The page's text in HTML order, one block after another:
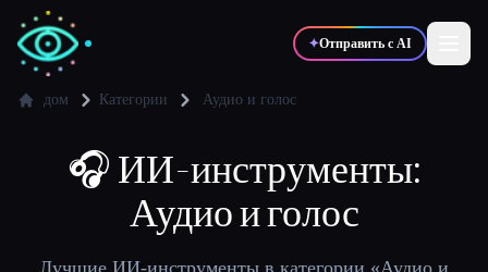
✦Отправить с AI
Писатели 🎨
📈
дом Категории Аудио и голос
🎧ИИ-инструменты:
Аудио и голос
Лучшие ИИ-инструменты в категории «Аудио и